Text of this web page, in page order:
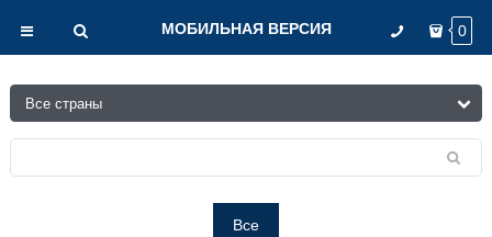
МОБИЛЬНАЯ ВЕРСИЯ 0
Все